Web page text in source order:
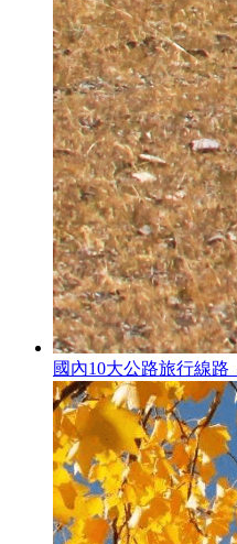
國內10大公路旅行線